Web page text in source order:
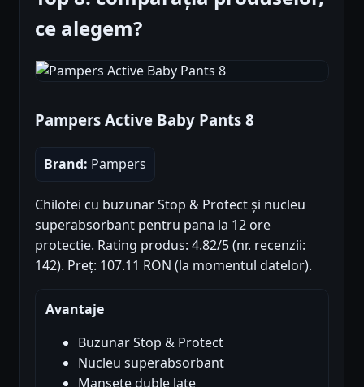
ce alegem?
Pampers Active Baby Pants 8
Brand: Pampers
Chilotei cu buzunar Stop & Protect și nucleu
superabsorbant pentru pana la 12 ore
protectie. Rating produs: 4.82/5 (nr. recenzii:
142). Preț: 107.11 RON (la momentul datelor).
Avantaje
Buzunar Stop & Protect
Nucleu superabsorbant
Mansete duble late